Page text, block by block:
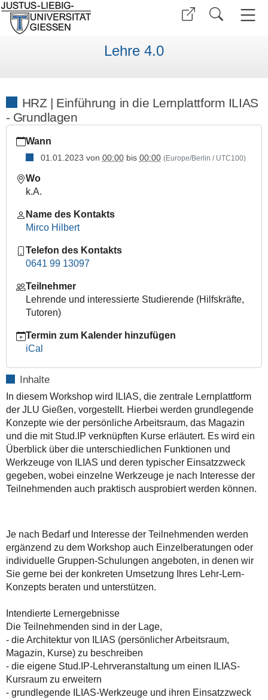
Lehre 4.0
HRZ | Einführung in die Lernplattform ILIAS
- Grundlagen
giessen.de/de/fbz/zentren/ggs/lehrevierpunktnull/
HRZ
Einführung
Lernplattform
Grundlagen
2023-
01T00:00:00+01:00
01-
01T00:00:00+01:00
Wann
01.01.2023 von 00:00bis 00:00 (Europe/Berlin / UTC100)
Wo
k.A.
Name des Kontakts
Mirco Hilbert
Telefon des Kontakts
0641 99 13097
Teilnehmer
Lehrende und interessierte Studierende (Hilfskräfte,
Tutoren)
Termin zum Kalender hinzufügen
iCal
Inhalte
In diesem Workshop wird ILIAS, die zentrale Lernplattform
der JLU Gießen, vorgestellt. Hierbei werden grundlegende
Konzepte wie der persönliche Arbeitsraum, das Magazin
und die mit Stud.IP verknüpften Kurse erläutert. Es wird ein
Überblick über die unterschiedlichen Funktionen und
Werkzeuge von ILIAS und deren typischer Einsatzzweck
gegeben, wobei einzelne Werkzeuge je nach Interesse der
Teilnehmenden auch praktisch ausprobiert werden können.
Je nach Bedarf und Interesse der Teilnehmenden werden
ergänzend zu dem Workshop auch Einzelberatungen oder
individuelle Gruppen-Schulungen angeboten, in denen wir
Sie gerne bei der konkreten Umsetzung Ihres Lehr-Lern-
Konzepts beraten und unterstützen.
Intendierte Lernergebnisse
Die Teilnehmenden sind in der Lage,
- die Architektur von ILIAS (persönlicher Arbeitsraum,
Magazin, Kurse) zu beschreiben
- die eigene Stud.IP-Lehrveranstaltung um einen ILIAS-
Kursraum zu erweitern
- grundlegende ILIAS-Werkzeuge und ihren Einsatzzweck